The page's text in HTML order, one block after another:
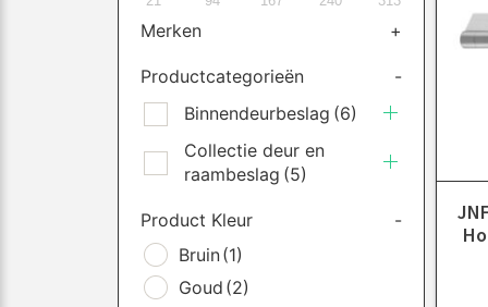
Merken +
Productcategorieën
-
Binnendeurbeslag (6)
Collectie deur en
raambeslag (5)
Product Kleur
-
Bruin(1)
Goud (2)